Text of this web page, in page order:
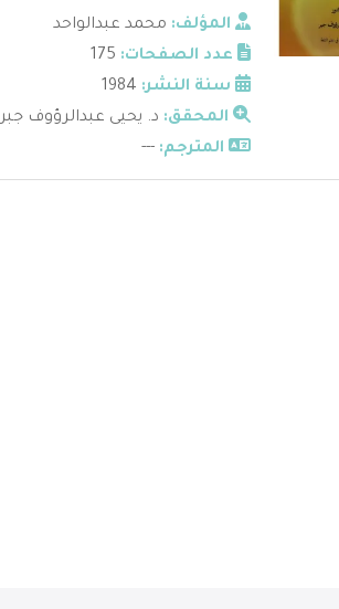
المؤلف: محمد عبدالواحد
عدد الصفحات:
سنة النشر:
المحقق: د. يحيى عبدالرؤوف جبر
المترجم: ---